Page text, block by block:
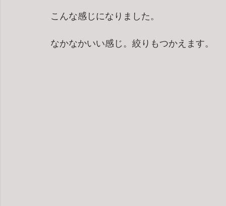
こんな感じになりました。
なかなかいい感じ。絞りもつかえます。